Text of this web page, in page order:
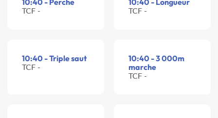
10:40 - Perche
TCF -
10:40 - Longueur
TCF -
10:40 - Triple saut
TCF -
10:40 - 3 000m
marche
TCF -